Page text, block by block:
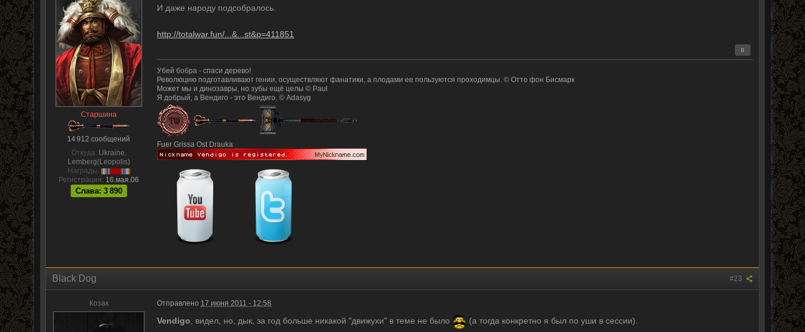
Старшина
14 912 сообщений
Откуда: Ukraine.
Lemberg(Leopolis)
Награды:
Регистрация: 16.мая.06
Слава: 3 890
И даже народу подсобралось.
http://totalwar.fun/...&...st&p=411851
0
Убей бобра - спаси дерево!
Революцию подготавливают гении, осуществляют фанатики, а плодами ее пользуются проходимцы. © Отто фон Бисмарк
Может мы и динозавры, но зубы ещё целы © Paul
Я добрый, а Вендиго - это Вендиго. © Adasyg
Fuer Grissa Ost Drauka
#23
Black Dog
Козак Отправлено 17 июня 2011 - 12:58
Vendigo, видел, но, дык, за год больше никакой "движухи" в теме не было (а тогда конкретно я был по уши в сессии).